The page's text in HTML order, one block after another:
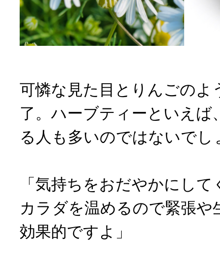
可憐な見た目とりんごのよ
了。ハーブティーといえば
る人も多いのではないでし
「気持ちをおだやかにし
カラダを温めるので緊張や
効果的ですよ」